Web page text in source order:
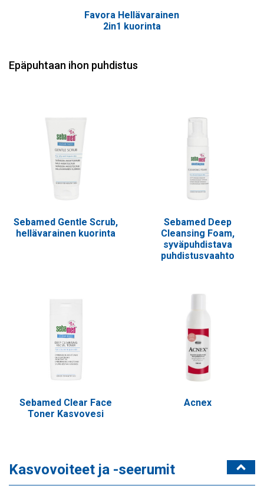
Favora Hellävarainen
2in1 kuorinta
Epäpuhtaan ihon puhdistus
Sebamed Gentle Scrub,
hellävarainen kuorinta
Sebamed Deep
Cleansing Foam,
syväpuhdistava
puhdistusvaahto
Sebamed Clear Face
Toner Kasvovesi
Acnex
Kasvovoiteet ja -seerumit